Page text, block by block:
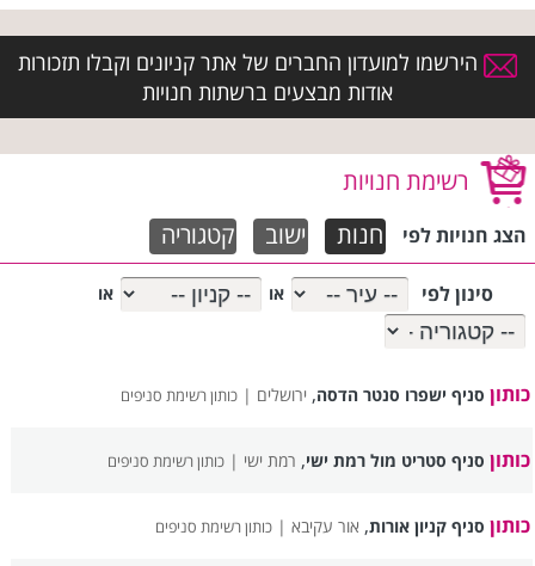
הירשמו למועדון החברים של אתר קניונים וקבלו תזכורות
אודות מבצעים ברשתות חנויות
רשימת חנויות
הצג חנויות לפי חנות ישוב קטגוריה
סינון לפי או או
כותון סניף ישפרו סנטר הדסה, ירושלים |כותון רשימת סניפים
כותון סניף סטריט מול רמת ישי, רמת ישי |כותון רשימת סניפים
כותון סניף קניון אורות, אור עקיבא |כותון רשימת סניפים